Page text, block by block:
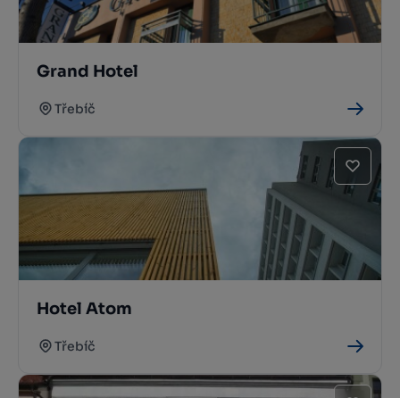
Grand Hotel
Třebíč
Hotel Atom
Třebíč